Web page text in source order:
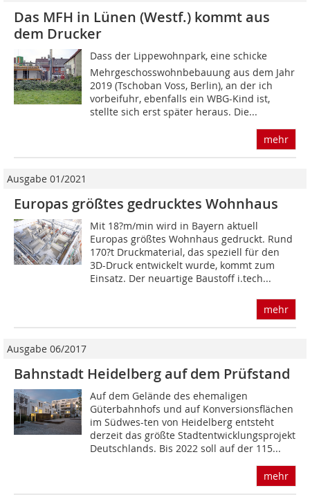
Das MFH in Lünen (Westf.) kommt aus
dem Drucker
Dass der Lippewohnpark, eine schicke
Mehrgeschosswohnbebauung aus dem Jahr
2019 (Tschoban Voss, Berlin), an der ich
vorbeifuhr, ebenfalls ein WBG-Kind ist,
stellte sich erst später heraus. Die...
mehr
Ausgabe 01/2021
Europas größtes gedrucktes Wohnhaus
Mit 18?m/min wird in Bayern aktuell
Europas größtes Wohnhaus gedruckt. Rund
170?t Druckmaterial, das speziell für den
3D-Druck entwickelt wurde, kommt zum
Einsatz. Der neuartige Baustoff i.tech...
mehr
Ausgabe 06/2017
Bahnstadt Heidelberg auf dem Prüfstand
Auf dem Gelände des ehemaligen
Güterbahnhofs und auf Konversionsflächen
im Südwes-ten von Heidelberg entsteht
derzeit das größte Stadtentwicklungsprojekt
Deutschlands. Bis 2022 soll auf der 115...
mehr